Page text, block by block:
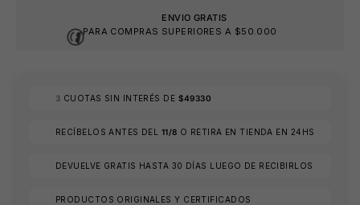
ENVIO GRATIS
PARA COMPRAS SUPERIORES A $50.000
3 CUOTAS SIN INTERÉS DE $49330
RECÍBELOS ANTES DEL 11/8 O RETIRA EN TIENDA EN 24HS
DEVUELVE GRATIS HASTA 30 DÍAS LUEGO DE RECIBIRLOS
PRODUCTOS ORIGINALES Y CERTIFICADOS
👙